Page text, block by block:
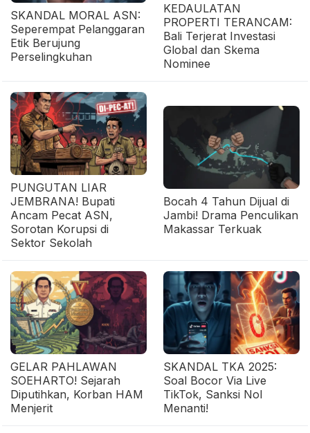
SKANDAL MORAL ASN:
Seperempat Pelanggaran
Etik Berujung
Perselingkuhan
KEDAULATAN
PROPERTI TERANCAM:
Bali Terjerat Investasi
Global dan Skema
Nominee
PUNGUTAN LIAR
JEMBRANA! Bupati
Ancam Pecat ASN,
Sorotan Korupsi di
Sektor Sekolah
Bocah 4 Tahun Dijual di
Jambi! Drama Penculikan
Makassar Terkuak
GELAR PAHLAWAN
SOEHARTO! Sejarah
Diputihkan, Korban HAM
Menjerit
SKANDAL TKA 2025:
Soal Bocor Via Live
TikTok, Sanksi Nol
Menanti!